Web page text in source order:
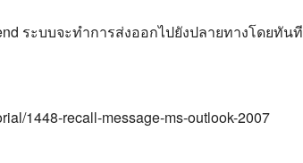
ระบบจะทำการส่งออกไปยังปลายทางโดยทันที
1448-recall-message-ms-outlook-2007